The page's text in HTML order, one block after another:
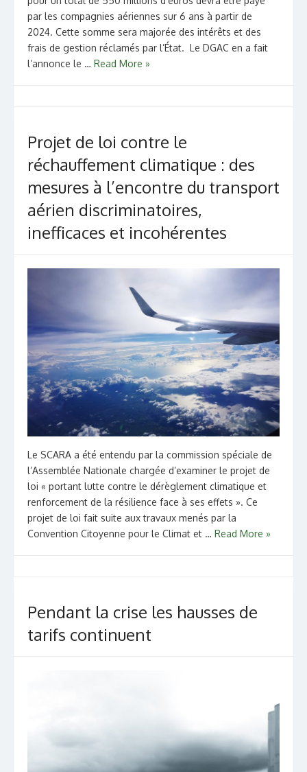
par les compagnies aériennes sur 6 ans à partir de
2024. Cette somme sera majorée des intérêts et des
frais de gestion réclamés par l’État. Le DGAC en a fait
l’annonce le … Read More »
Projet de loi contre le
réchauffement climatique : des
mesures à l’encontre du transport
aérien discriminatoires,
inefficaces et incohérentes
Le SCARA a été entendu par la commission spéciale de
l’Assemblée Nationale chargée d’examiner le projet de
loi « portant lutte contre le dérèglement climatique et
renforcement de la résilience face à ses effets ». Ce
projet de loi fait suite aux travaux menés par la
Convention Citoyenne pour le Climat et … Read More »
Pendant la crise les hausses de
tarifs continuent